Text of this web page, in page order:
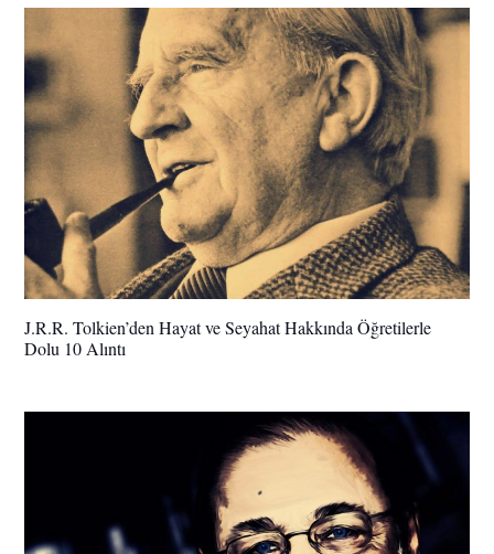
J.R.R. Tolkien’den Hayat ve Seyahat Hakkında Öğretilerle
Dolu 10 Alıntı